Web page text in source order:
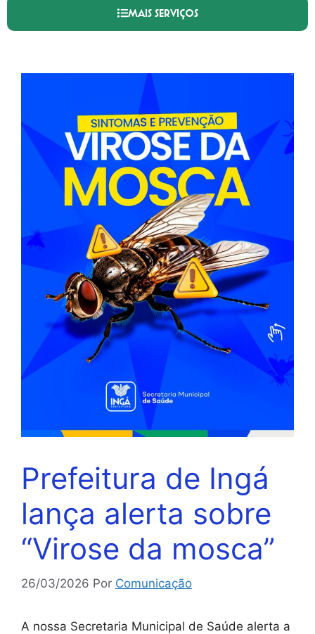
MAIS SERVIÇOS
Prefeitura de Ingá
lança alerta sobre
“Virose da mosca”
26/03/2026 Por Comunicação
A nossa Secretaria Municipal de Saúde alerta a